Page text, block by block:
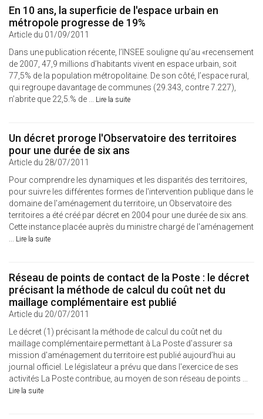
En 10 ans, la superficie de l'espace urbain en
métropole progresse de 19%
Article du 01/09/2011
Dans une publication récente, l’INSEE souligne qu’au «recensement
de 2007, 47,9 millions d’habitants vivent en espace urbain, soit
77,5% de la population métropolitaine. De son côté, l’espace rural,
qui regroupe davantage de communes (29.343, contre 7.227),
n’abrite que 22,5.% de ... Lire la suite
Un décret proroge l'Observatoire des territoires
pour une durée de six ans
Article du 28/07/2011
Pour comprendre les dynamiques et les disparités des territoires,
pour suivre les différentes formes de l'intervention publique dans le
domaine de l'aménagement du territoire, un Observatoire des
territoires a été créé par décret en 2004 pour une durée de six ans.
Cette instance placée auprès du ministre chargé de l'aménagement
... Lire la suite
Réseau de points de contact de la Poste : le décret
précisant la méthode de calcul du coût net du
maillage complémentaire est publié
Article du 20/07/2011
Le décret (1) précisant la méthode de calcul du coût net du
maillage complémentaire permettant à La Poste d'assurer sa
mission d'aménagement du territoire est publié aujourd’hui au
journal officiel. Le législateur a prévu que dans l'exercice de ses
activités La Poste contribue, au moyen de son réseau de points ...
Lire la suite